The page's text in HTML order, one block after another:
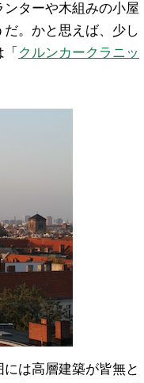
ターや木組みの小屋
。かと思えば、少し
クルンカークラニッ
は高層建築が皆無と